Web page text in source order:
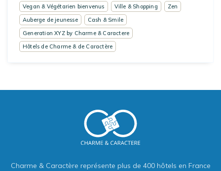
Vegan & Végétarien bienvenus
Ville & Shopping
Zen
Auberge de jeunesse
Cash & Smile
Generation XYZ by Charme & Caractere
Hôtels de Charme & de Caractère
Charme & Caractère représente plus de 400 hôtels en France